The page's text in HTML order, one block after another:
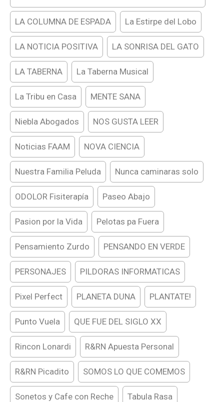
LA COLUMNA DE ESPADA La Estirpe del Lobo
LA NOTICIA POSITIVA LA SONRISA DEL GATO
LA TABERNA La Taberna Musical
La Tribu en Casa MENTE SANA
Niebla Abogados NOS GUSTA LEER
Noticias FAAM NOVA CIENCIA
Nuestra Familia Peluda Nunca caminaras solo
ODOLOR Fisiterapía Paseo Abajo
Pasion por la Vida Pelotas pa Fuera
Pensamiento Zurdo PENSANDO EN VERDE
PERSONAJES PILDORAS INFORMATICAS
Pixel Perfect PLANETA DUNA PLANTATE!
Punto Vuela QUE FUE DEL SIGLO XX
Rincon Lonardi R&RN Apuesta Personal
R&RN Picadito SOMOS LO QUE COMEMOS
Sonetos y Cafe con Reche Tabula Rasa